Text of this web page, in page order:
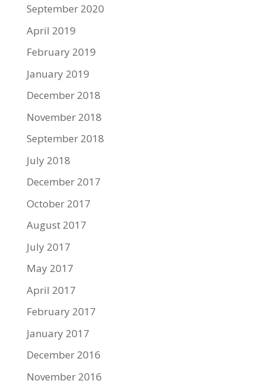
September 2020
April 2019
February 2019
January 2019
December 2018
November 2018
September 2018
July 2018
December 2017
October 2017
August 2017
July 2017
May 2017
April 2017
February 2017
January 2017
December 2016
November 2016